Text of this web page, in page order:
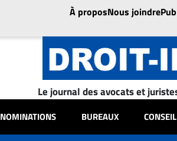
À proposNous joindre
Le journal des avocats et
NOMINATIONS BUREAUX